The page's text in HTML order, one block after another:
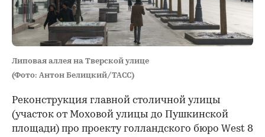
Липовая аллея на Тверской улице
(Фото: Антон Белицкий/ТАСС)
Реконструкция главной столичной улицы
(участок от Моховой улицы до Пушкинской
площади) про проекту голландского бюро West 8